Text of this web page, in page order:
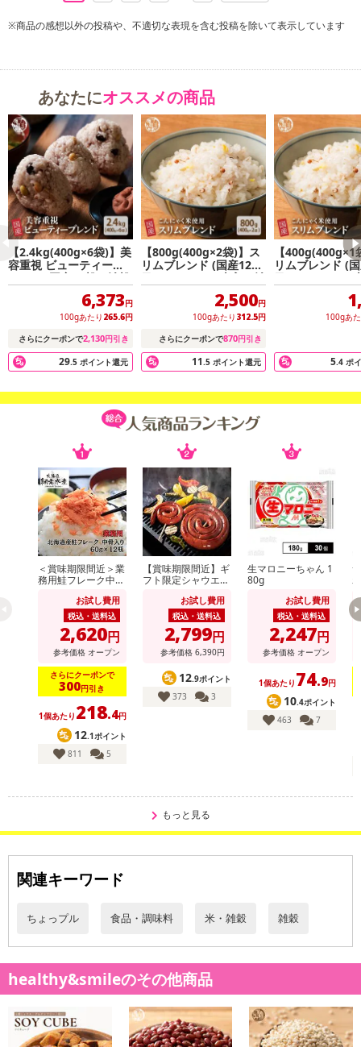
※商品の感想以外の投稿や、不適切な表現を含む投稿を除いて表示しています
あなたにオススメの商品
【2.4kg(400g×6袋)】美
容重視 ビューティーブ
レンド (国産15穀・雑穀
米・チャック付き)6,373円
100gあたり 265.6円
さらにクーポンで2,130円引き
29.5 ポイント還元
【800g(400g×2袋)】ス
リムブレンド (国産12品
目・こんにゃく米入り雑
穀米・チャック付き)
2,500円
100gあたり 312.5円
さらにクーポンで870円引き
11 .5 ポイント還元
【400g(400g×1
リムブレンド (
目・こんにゃく
穀米・チャック
100gあ
5.4 ポ
＜賞味期限間近＞業
務用鮭フレーク中骨
お試し費用
税込・送料込
2,620円
参考価格 オープン
さらにクーポンで
300円引き
1個あたり 218.4円
12.1ポイント
811
5
【賞味期限間近】ギ
フト限定シャウエッ
お試し費用
税込・送料込
2,799円
参考価格 6,390円
12.9ポイント
373
3
生マロニーちゃん 1
80g
お試し費用
税込・送料込
2,247円
参考価格 オープン
1個あたり 74.9円
10.4ポイント
463
7
もっと見る
関連キーワード
ちょっプル 食品・調味料 米・雑穀 雑穀
healthy&smileのその他商品